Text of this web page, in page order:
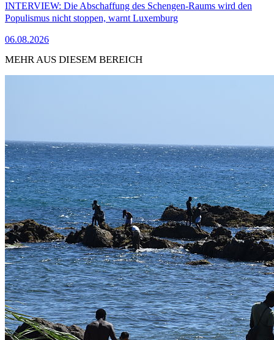
INTERVIEW: Die Abschaffung des Schengen-Raums wird den
Populismus nicht stoppen, warnt Luxemburg
06.08.2026
MEHR AUS DIESEM BEREICH